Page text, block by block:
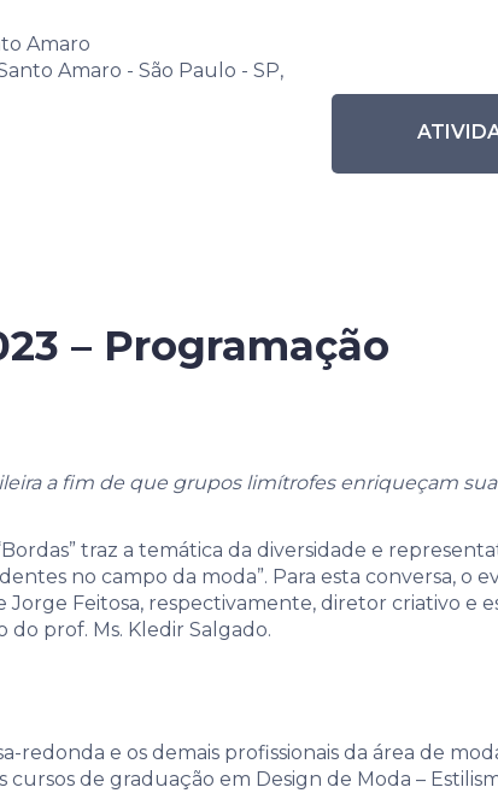
Amaro
Amaro - São Paulo - SP,
– Programação
a fim de que grupos limítrofes enriqueçam
traz a temática da diversidade e
no campo da moda”. Para esta conversa, o
Feitosa, respectivamente, diretor criativo e
do prof. Ms. Kledir Salgado.
redonda e os demais profissionais da área de
de graduação em Design de Moda –